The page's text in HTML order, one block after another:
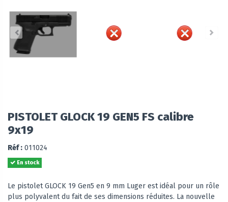
PISTOLET GLOCK 19 GEN5 FS calibre
9x19
Réf : 011024
En stock
Le pistolet GLOCK 19 Gen5 en 9 mm Luger est idéal pour un rôle
plus polyvalent du fait de ses dimensions réduites. La nouvelle